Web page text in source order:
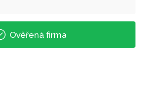
Ověřená firma